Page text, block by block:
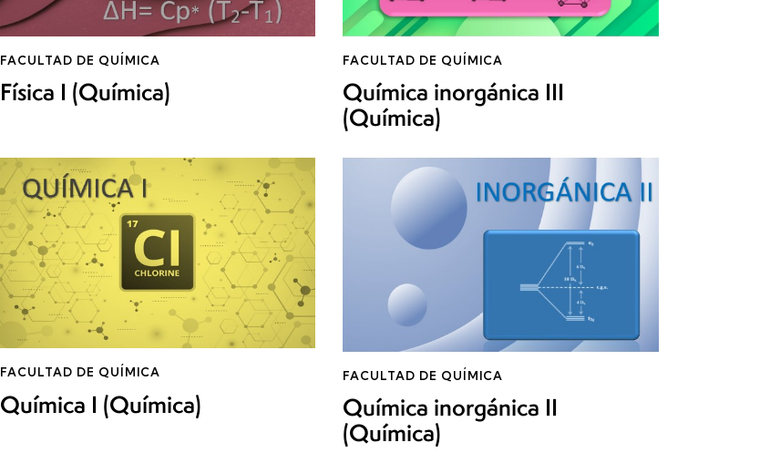
Física I (Química)
FACULTAD DE QUÍMICA
Química inorgánica III
(Química)
FACULTAD DE QUÍMICA
Química I (Química)
FACULTAD DE QUÍMICA
Química inorgánica II
(Química)
FACULTAD DE QUÍMICA